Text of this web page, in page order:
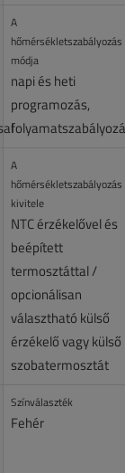
A
hőmérsékletszabályozás
módja
napi és heti
programozás,
A
hőmérsékletszabályozás
kivitele
NTC érzékelővel és
beépített
termosztáttal /
opcionálisan
választható külső
érzékelő vagy külső
szobatermosztát
Színválaszték
Fehér